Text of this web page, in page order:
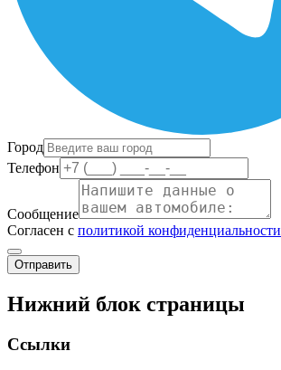
Город
Телефон
Сообщение
Согласен с политикой конфиденциальности
Отправить
Нижний блок страницы
Ссылки